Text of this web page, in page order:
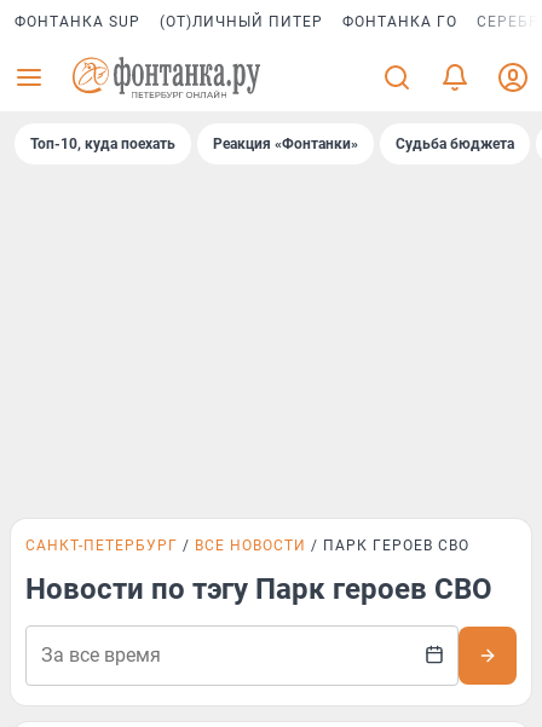
ФОНТАНКА SUP (ОТ)ЛИЧНЫЙ ПИТЕР ФОНТАНКА ГО
Топ-10, куда поехать Реакция «Фонтанки» Судьба бюджета
САНКТ-ПЕТЕРБУРГ ВСЕ НОВОСТИ ПАРК ГЕРОЕВ СВО
Новости по тэгу Парк героев СВО